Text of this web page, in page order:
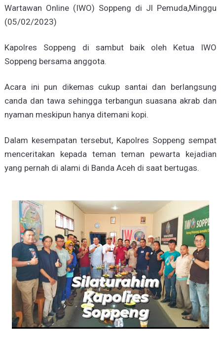
Wartawan Online (IWO) Soppeng di Jl Pemuda,Minggu
(05/02/2023)
Kapolres Soppeng di sambut baik oleh Ketua IWO
Soppeng bersama anggota.
Acara ini pun dikemas cukup santai dan berlangsung
canda dan tawa sehingga terbangun suasana akrab dan
nyaman meskipun hanya ditemani kopi.
Dalam kesempatan tersebut, Kapolres Soppeng sempat
menceritakan kepada teman teman pewarta kejadian
yang pernah di alami di Banda Aceh di saat bertugas.